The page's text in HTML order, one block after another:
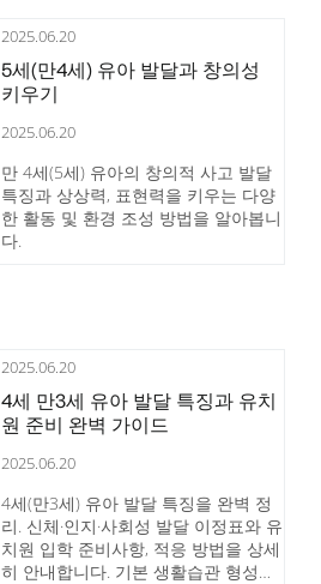
2025.06.20
5세(만4세) 유아 발달과 창의성
키우기
2025.06.20
만 4세(5세) 유아의 창의적 사고 발달
특징과 상상력, 표현력을 키우는 다양
한 활동 및 환경 조성 방법을 알아봅니
다.
2025.06.20
4세 만3세 유아 발달 특징과 유치
원 준비 완벽 가이드
2025.06.20
4세(만3세) 유아 발달 특징을 완벽 정
리. 신체·인지·사회성 발달 이정표와 유
치원 입학 준비사항, 적응 방법을 상세
히 안내합니다. 기본 생활습관 형성과